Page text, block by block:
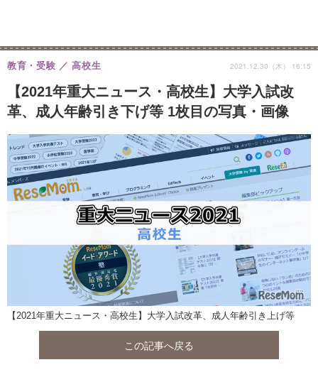
【2021年重大ニュース・高校生】大学入試改
革、成人年齢引き下げ等 1枚目の写真・画像
教育・受験 高校生 2021.12.30（木） 16:15
【2021年重大ニュース・高校生】大学入試改革、成人年齢引き上げ等
この記事へ戻る